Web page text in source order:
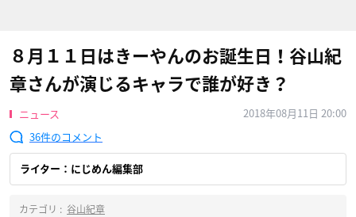
８月１１日はきーやんのお誕生日！谷山紀
章さんが演じるキャラで誰が好き？
ニュース
2018年08月11日 20:00
36
ライター：にじめん編集部
カテゴリ : 谷山紀章